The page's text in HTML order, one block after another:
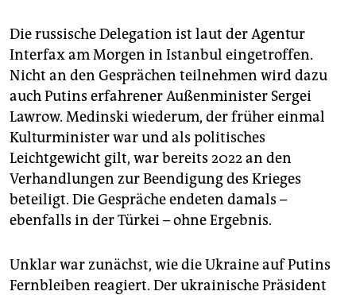
Die russische Delegation ist laut der Agentur
Interfax am Morgen in Istanbul eingetroffen.
Nicht an den Gesprächen teilnehmen wird dazu
auch Putins erfahrener Außenminister Sergei
Lawrow. Medinski wiederum, der früher einmal
Kulturminister war und als politisches
Leichtgewicht gilt, war bereits 2022 an den
Verhandlungen zur Beendigung des Krieges
beteiligt. Die Gespräche endeten damals –
ebenfalls in der Türkei – ohne Ergebnis.
Unklar war zunächst, wie die Ukraine auf Putins
Fernbleiben reagiert. Der ukrainische Präsident